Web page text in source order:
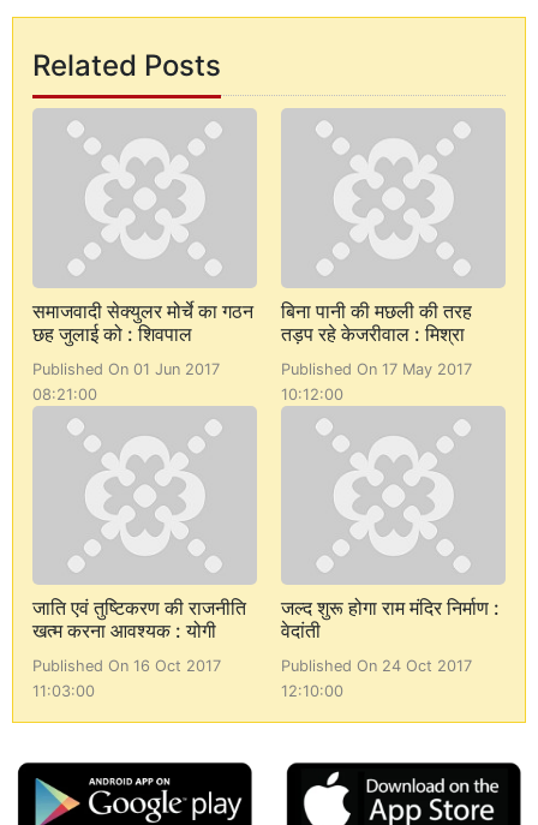
Related Posts
समाजवादी सेक्युलर मोर्चे का गठन
छह जुलाई को : शिवपाल
Published On 01 Jun 2017
08:21:00
बिना पानी की मछली की तरह
तड़प रहे केजरीवाल : मिश्रा
Published On 17 May 2017
10:12:00
जाति एवं तुष्टिकरण की राजनीति
खत्म करना आवश्यक : योगी
Published On 16 Oct 2017
11:03:00
जल्द शुरू होगा राम मंदिर निर्माण :
वेदांती
Published On 24 Oct 2017
12:10:00